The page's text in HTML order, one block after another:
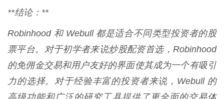
**结论：**
Robinhood 和 Webull 都是适合不同类型投资者的股
票平台。对于初学者来说炒股配资首选，Robinhood
的免佣金交易和用户友好的界面使其成为一个有吸引
力的选择。对于经验丰富的投资者来说，Webull 的